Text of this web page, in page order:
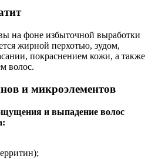
на фоне избыточной выработки
жирной перхотью, зудом,
покраснением кожи, а также
волос.
и микроэлементов
и выпадение волос